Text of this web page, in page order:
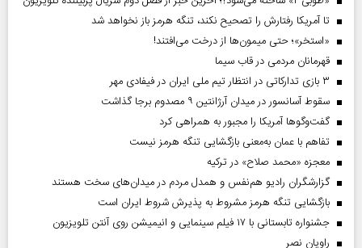
تا آمریکا رفتارش را تصحیح نکند، تنگه هرمز باز نخواهد شد
«استخر»‌‌؛ حتی میمون‌ها از درخت می‌افتند!
قهرمانان مردمی در قاب سیما
۳ بازی تدارکاتی در انتظار تیم ملی ایران در فیفادی مهر
سقوط آسانسور در میدان آرژانتین ۹ مصدوم برجا گذاشت
گفت‌وگوها آمریکا را مجبور به همراهی کرد
تفاهم با عمان به‌معنی بازگشایی تنگه هرمز نیست
معجزه «محمد صلاح» در ترکیه
گزارشگران رادیو هم‌نفس و همدل مردم در میدان‌های سخت هستند
بازگشایی تنگه هرمز مشروط به پذیرش شروط ایران است
جشنواره تابستانی با ۱۷ فیلم سینمایی و انیمیشن روی آنتن تلویزیون
راویان نصر